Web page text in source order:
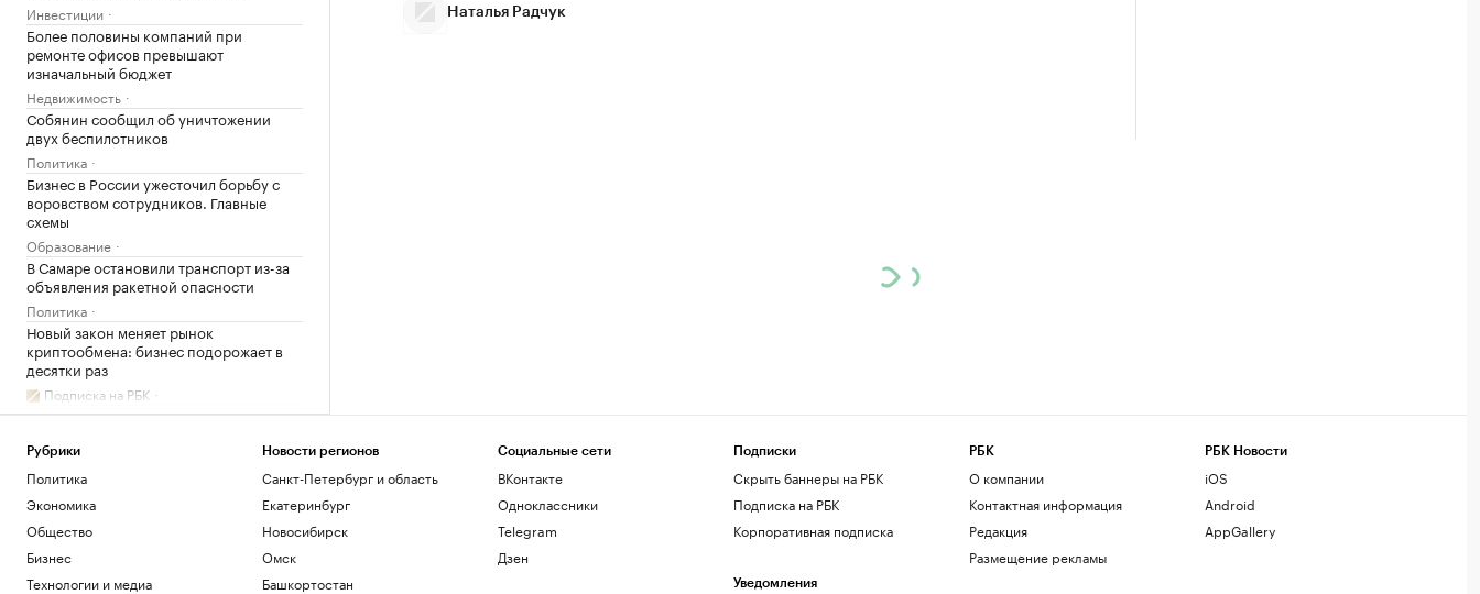
Инвестиции
Более половины компаний при
ремонте офисов превышают
изначальный бюджет
Недвижимость
Собянин сообщил об уничтожении
двух беспилотников
Политика
Бизнес в России ужесточил борьбу с
воровством сотрудников. Главные
схемы
Образование
В Самаре остановили транспорт из-за
объявления ракетной опасности
Политика
Новый закон меняет рынок
криптообмена: бизнес подорожает в
десятки раз
Подписка на РБК
Как облигационный долг помог решить
РБК и МСП Банк
Хуснуллин призвал изучить новый
выход к Индии в обход Босфора и
Ормуза
Экономика
NASA и ESO подтвердили факт падения
верхней ступени Falcon 9 на Луну
Наталья Радчук
Рубрики
Политика
Экономика
Общество
Бизнес
Технологии и медиа
Новости регионов
Санкт-Петербург и область
Екатеринбург
Новосибирск
Омск
Башкортостан
Социальные сети
ВКонтакте
Одноклассники
Telegram
Дзен
Подписки
Скрыть баннеры на РБК
Подписка на РБК
Корпоративная подписка
Уведомления
РБК
О компании
Контактная информация
Редакция
Размещение рекламы
РБК Новости
iOS
Android
AppGallery